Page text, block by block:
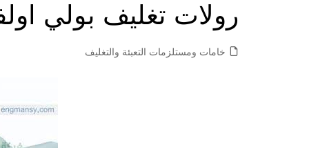
رولات تغليف بولي
خامات ومستلزمات التعبئة والتغليف